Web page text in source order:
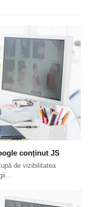
conținut JS
de vizibilitatea